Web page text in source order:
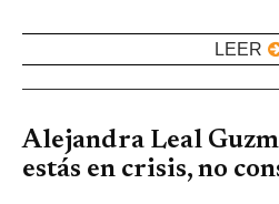
LEER
Alejandra Leal
estás en crisis, no